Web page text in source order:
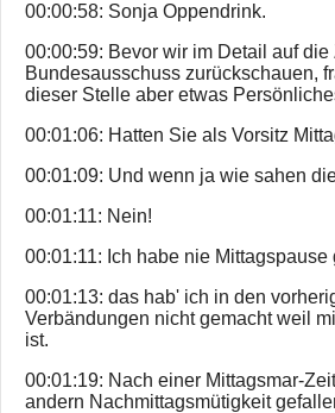
00:00:58: Sonja Oppendrink.
00:00:59: Bevor wir im Detail auf
Bundesausschuss zurückschauen,
dieser Stelle aber etwas
00:01:06: Hatten Sie als Vorsitz
00:01:09: Und wenn ja wie sahen
00:01:11: Nein!
00:01:11: Ich habe nie Mittagspause
00:01:13: das hab' ich in den
Verbändungen nicht gemacht weil
ist.
00:01:19: Nach einer Mittagsmar-
andern Nachmittagsmütigkeit